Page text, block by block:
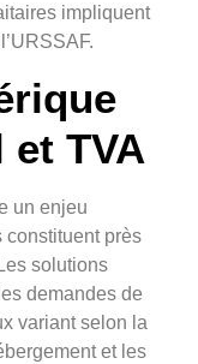
impliquent
et TVA
un enjeu
constituent près
solutions
demandes de
variant selon la
et les